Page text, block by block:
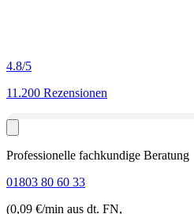
4.8/5
11.200 Rezensionen
Professionelle fachkundige Beratung
01803 80 60 33
(0,09 €/min aus dt. FN,